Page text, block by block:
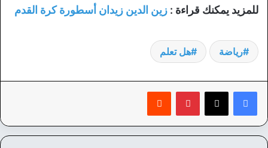
للمزيد يمكنك قراءة : زين الدين زيدان أسطورة كرة القدم
رياضة هل تعلم
بينتيريست